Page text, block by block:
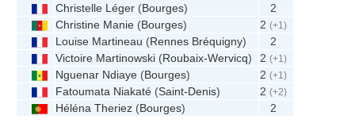
Christelle Léger (Bourges)
2
Christine Manie (Bourges) 2(+1)
Louise Martineau (Rennes Bréquigny)
2
Victoire Martinowski (Roubaix-Wervicq) 2(+1)
Nguenar Ndiaye (Bourges) 2(+1)
Fatoumata Niakaté (Saint-Denis) 2(+2)
Héléna Theriez (Bourges) 2